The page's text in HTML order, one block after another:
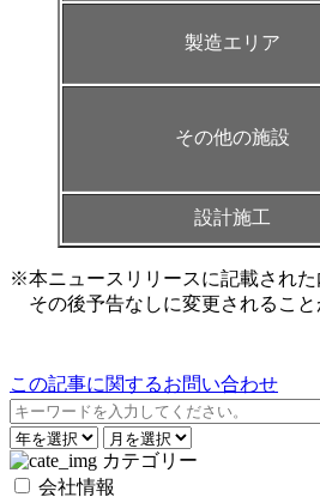
製造エリア
その他の施設
設計施工
※本ニュースリリースに記載された
その後予告なしに変更されること
この記事に関するお問い合わせ
カテゴリー
会社情報